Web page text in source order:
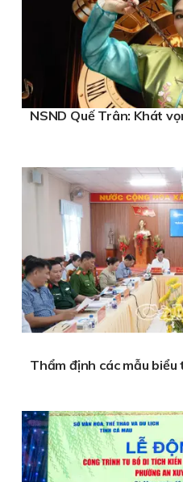
NSND Quế Trân: Khát
Thẩm định các mẫu